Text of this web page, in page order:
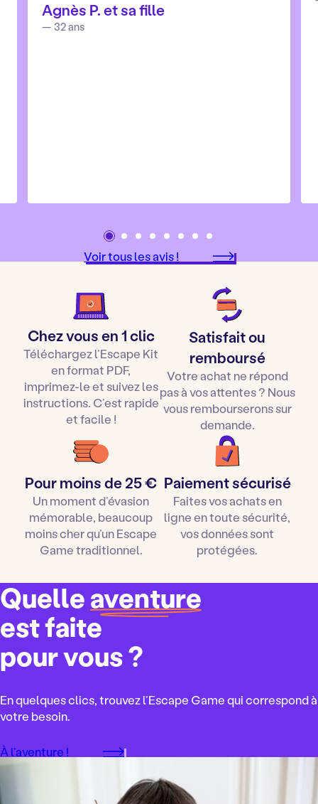
Agnès P. et sa fille
— 32 ans
Voir tous les avis !
Chez vous en 1 clic
Téléchargez l’Escape Kit
en format PDF,
imprimez-le et suivez les
instructions. C’est rapide
et facile !
Satisfait ou
remboursé
Votre achat ne répond
pas à vos attentes ? Nous
vous rembourserons sur
demande.
Pour moins de 25 €
Un moment d’évasion
mémorable, beaucoup
moins cher qu’un Escape
Game traditionnel.
Paiement sécurisé
Faites vos achats en
ligne en toute sécurité,
vos données sont
protégées.
Quelleaventure
est faite
pour vous ?
En quelques clics, trouvez l’Escape Game qui correspond à
votre besoin.
À l’aventure !